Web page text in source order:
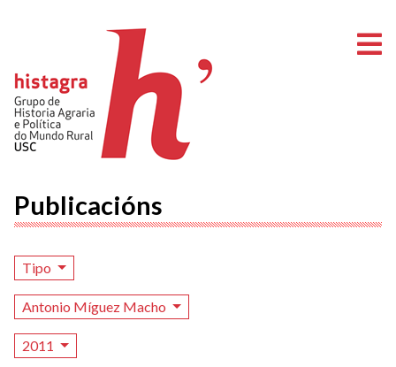
Publicacións
Tipo
Antonio Míguez Macho
2011